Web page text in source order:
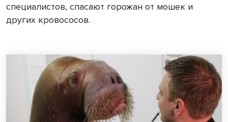
специалистов, спасают горожан от мошек и
других кровососов.